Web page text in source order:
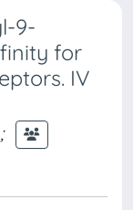
9-
for
IV
;